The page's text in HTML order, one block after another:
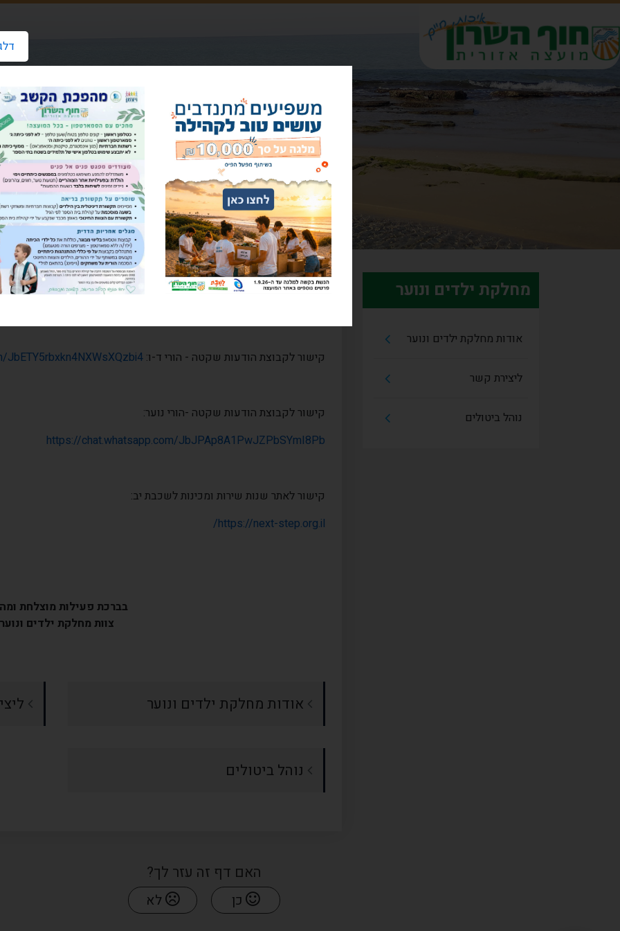
מחלקת ילדים ונוער
אודות מחלקת ילדים ונוער
ליצירת קשר
נוהל ביטולים
דף הבית אגפים ומחלקות במועצה אגף קהילה מחלקת ילדים
מחלקת ילדים ונוער
קישור לקבוצת הודעות שקטה - הורי ד-ו:
קישור לקבוצת הודעות שקטה -הורי נוער:
https://chat.whatsapp.com/JbJPAp8A1PwJZPbSYmI8Pb
קישור לאתר שנות שירות ומכינות לשכבת יב:
https://next-step.org.il/
בברכת פעילות מוצלחת
צוות מחלקת ילדים ונוער
אודות מחלקת ילדים ונוער
נוהל ביטולים
האם דף זה עזר לך?
כן לא